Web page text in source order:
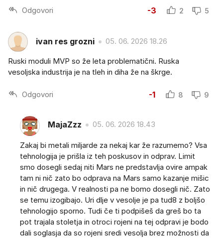
Odgovori -3 2 5
ivan res grozni 05. 06. 2026 18.26
Ruski moduli MVP so že leta problematični. Ruska
vesoljska industrija je na tleh in diha že na škrge.
Odgovori -1 8 9
MajaZzz 05. 06. 2026 18.43
Zakaj bi metali miljarde za nekaj kar že razumemo? Vsa
tehnologija je prišla iz teh poskusov in odprav. Limit
smo dosegli sedaj niti Mars ne predstavlja ovire ampak
tam ni nič zato bo odprava na Mars samo kazanje mišic
in nič drugega. V realnosti pa ne bomo dosegli nič. Zato
se temu izogibajo. Uri dlje v vesolje je pa tud8 z boljšo
tehnologijo sporno. Tudi če ti podpišeš da greš bo ta
pot trajala stoletja in otroci rojeni na tej odpravi je bodo
dali soglasja da so rojeni sredi vesolja brez možnosti da